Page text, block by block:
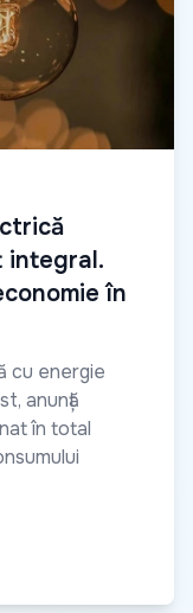
integral.
în
cu energie
anunță
în total